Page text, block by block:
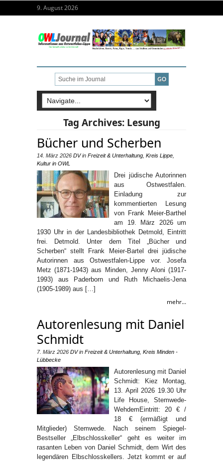
9. August 2026
Tag Archives: Lesung
Bücher und Scherben
14. März 2026 DVin Freizeit & Unterhaltung Kreis Lippe
Kultur in OWL
Drei jüdische Autorinnen
aus Ostwestfalen.
Einladung zur
kommentierten Lesung
von Frank Meier-Barthel
am 19. März 2026 um
1930 Uhr in der Landesbibliothek Detmold, Eintritt
frei. Detmold. Unter dem Titel „Bücher und
Scherben“ stellt Frank Meier-Bartel drei jüdische
Autorinnen aus Ostwestfalen-Lippe vor. Josefa
Metz (1871-1943) aus Minden, Jenny Aloni (1917-
1993) aus Paderborn und Ruth Michaelis-Jena
(1905-1989) aus […]
mehr...
Autorenlesung mit Daniel
Schmidt
7. März 2026 DVin Freizeit & Unterhaltung Kreis Minden -
Lübbecke
Autorenlesung mit Daniel
Schmidt: Kiez Montag,
13. April 2026 19.30 Uhr
Life House, Stemwede-
WehdemEintritt: 20 € /
18 € (ermäßigt und
Mitglieder) Stemwede. Nach seinem Spiegel-
Bestseller „Elbschlosskeller“ geht es weiter im
rasanten Leben von Daniel Schmidt, dem Wirt des
legendären Elbschlosskellers. Jetzt kommt er auf